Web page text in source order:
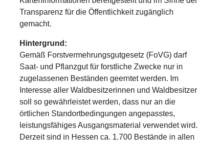
Transparenz für die Öffentlichkeit zugänglich
gemacht.
Hintergrund:
Gemäß Forstvermehrungsgutgesetz (FoVG) darf
Saat- und Pflanzgut für forstliche Zwecke nur in
zugelassenen Beständen geerntet werden. Im
Interesse aller Waldbesitzerinnen und Waldbesitzer
soll so gewährleistet werden, dass nur an die
örtlichen Standortbedingungen angepasstes,
leistungsfähiges Ausgangsmaterial verwendet wird.
Derzeit sind in Hessen ca. 1.700 Bestände in allen